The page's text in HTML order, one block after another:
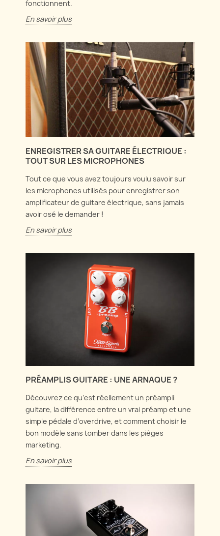
fonctionnent.
En savoir plus
ENREGISTRER SA GUITARE ÉLECTRIQUE :
TOUT SUR LES MICROPHONES
Tout ce que vous avez toujours voulu savoir sur
les microphones utilisés pour enregistrer son
amplificateur de guitare électrique, sans jamais
avoir osé le demander !
En savoir plus
PRÉAMPLIS GUITARE : UNE ARNAQUE ?
Découvrez ce qu’est réellement un préampli
guitare, la différence entre un vrai préamp et une
simple pédale d’overdrive, et comment choisir le
bon modèle sans tomber dans les pièges
marketing.
En savoir plus